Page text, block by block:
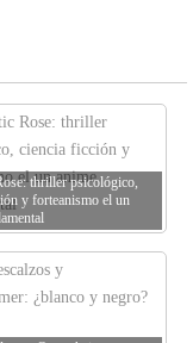
thriller psicológico,
y forteanismo el un